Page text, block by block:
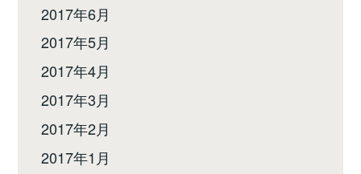
2017年6月
2017年5月
2017年4月
2017年3月
2017年2月
2017年1月